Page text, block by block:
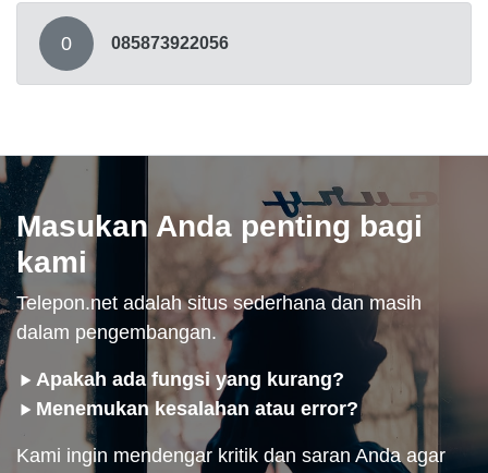
0 085873922056
Masukan Anda penting bagi
kami
Telepon.net adalah situs sederhana dan masih
dalam pengembangan.
Apakah ada fungsi yang kurang?
Menemukan kesalahan atau error?
Kami ingin mendengar kritik dan saran Anda agar